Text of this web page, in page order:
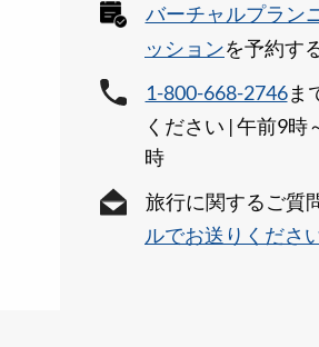
バーチャルプラン
ッションを予約す
1-800-668-2746ま
ください | 午前9時
時
旅行に関するご質
ルでお送りください